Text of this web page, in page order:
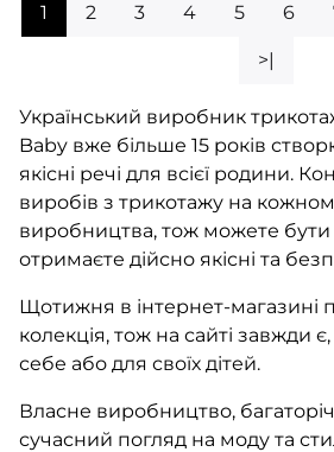
1 2 3 4 5 6
>|
Український виробник
Baby вже більше 15 років
якісні речі для всієї родини.
виробів з трикотажу на
виробництва, тож можете
отримаєте дійсно якісні та
Щотижня в інтернет-магазині
колекція, тож на сайті завжди
себе або для своїх дітей.
Власне виробництво,
сучасний погляд на моду та